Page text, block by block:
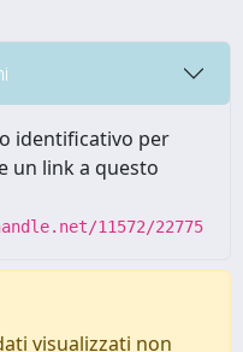
identificativo per
un link a questo
11572/22775
visualizzati non